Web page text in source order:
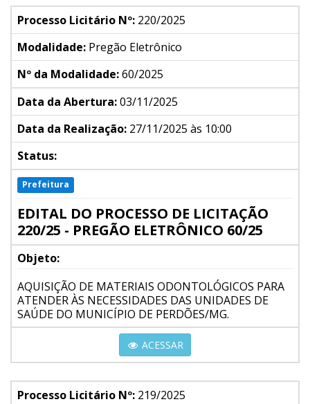
Processo Licitário Nº: 220/2025
Modalidade: Pregão Eletrônico
Nº da Modalidade:60/2025
Data da Abertura:03/11/2025
Data da Realização: 27/11/2025 às 10:00
Status:
Prefeitura
EDITAL DO PROCESSO DE LICITAÇÃO
220/25 - PREGÃO ELETRÔNICO 60/25
Objeto:
AQUISIÇÃO DE MATERIAIS ODONTOLÓGICOS PARA
ATENDER ÀS NECESSIDADES DAS UNIDADES DE
SAÚDE DO MUNICÍPIO DE PERDÕES/MG.
ACESSAR
Processo Licitário Nº: 219/2025